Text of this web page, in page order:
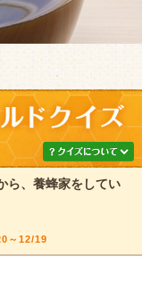
ら、養蜂家をしてい
～12/19